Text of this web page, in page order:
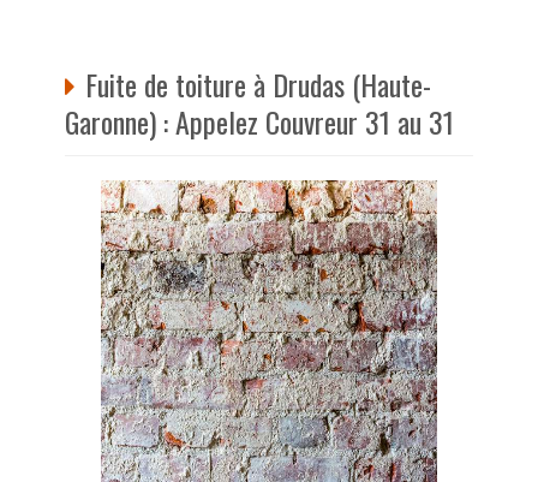
Fuite de toiture à Drudas (Haute-
Garonne) : Appelez Couvreur 31 au 31